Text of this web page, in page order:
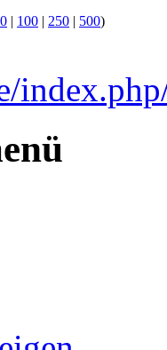
| 100 | 250 | 500)